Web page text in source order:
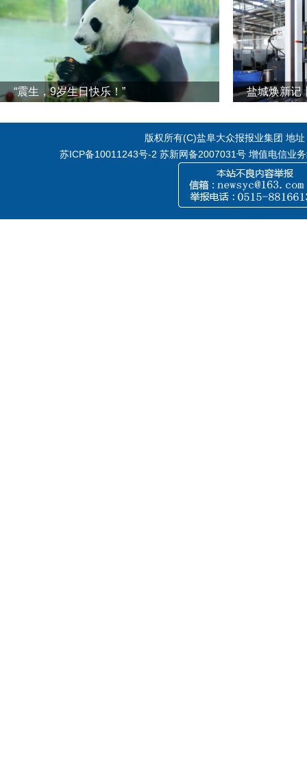
“震生，9岁生日快乐！”
版权所有(C)盐阜大众报报业集团 地
苏ICP备10011243号-2 苏新网备2007031号 增值电信业